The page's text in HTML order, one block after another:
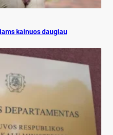
kai­nuos dau­giau